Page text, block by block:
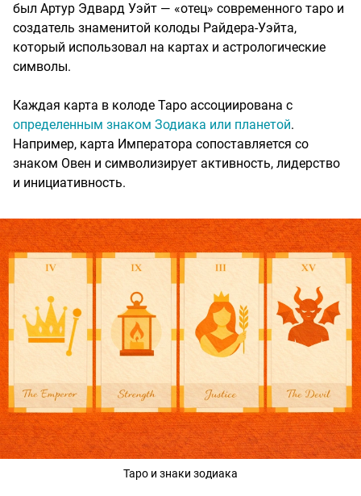
был Артур Эдвард Уэйт — «отец» современного таро и
создатель знаменитой колоды Райдера-Уэйта,
который использовал на картах и астрологические
символы.
Каждая карта в колоде Таро ассоциирована с
определенным знаком Зодиака или планетой.
Например, карта Императора сопоставляется со
знаком Овен и символизирует активность, лидерство
и инициативность.
Таро и знаки зодиака